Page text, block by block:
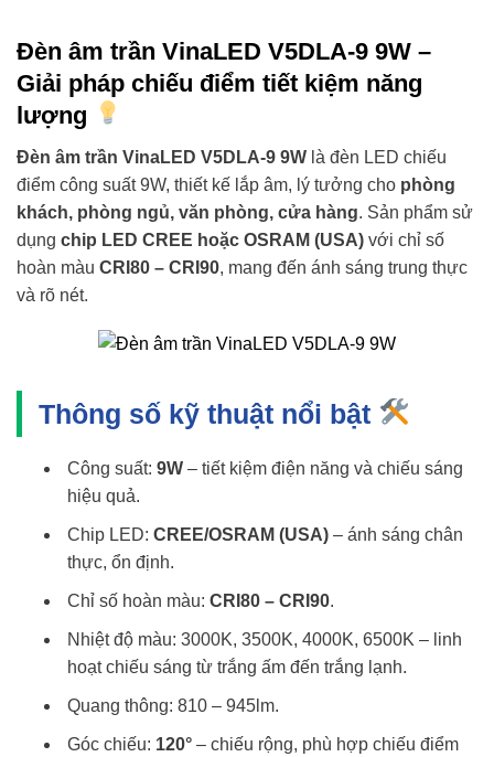
Đèn âm trần VinaLED V5DLA-9 9W –
Giải pháp chiếu điểm tiết kiệm năng
lượng
Đèn âm trần VinaLED V5DLA-9 9W là đèn LED chiếu
điểm công suất 9W, thiết kế lắp âm, lý tưởng cho phòng
khách, phòng ngủ, văn phòng, cửa hàng. Sản phẩm sử
dụng chip LED CREE hoặc OSRAM (USA) với chỉ số
hoàn màu CRI80 – CRI90, mang đến ánh sáng trung thực
và rõ nét.
Thông số kỹ thuật nổi bật
Công suất: 9W– tiết kiệm điện năng và chiếu sáng
hiệu quả.
Chip LED: CREE/OSRAM (USA)– ánh sáng chân
thực, ổn định.
Chỉ số hoàn màu: CRI80 – CRI90.
Nhiệt độ màu: 3000K, 3500K, 4000K, 6500K – linh
hoạt chiếu sáng từ trắng ấm đến trắng lạnh.
Quang thông: 810 – 945lm.
Góc chiếu: 120°– chiếu rộng, phù hợp chiếu điểm